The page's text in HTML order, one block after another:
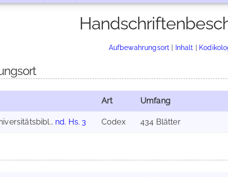
Aufbewahrungsort | Inhalt |
Art Umfang
nd. Hs. 3 Codex 434 Blätter